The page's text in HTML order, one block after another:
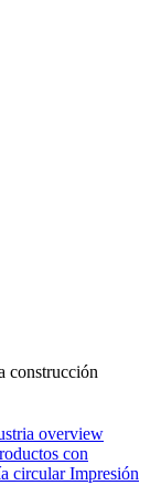
construcción
overview
con
circular Impresión